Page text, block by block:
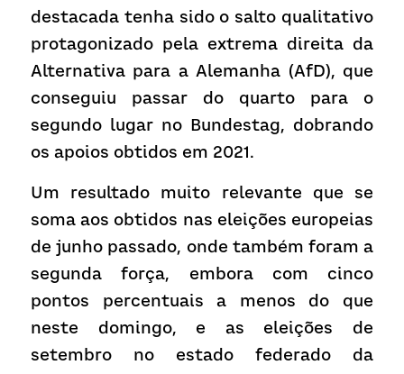
destacada tenha sido o salto qualitativo
protagonizado pela extrema direita da
Alternativa para a Alemanha (AfD), que
conseguiu passar do quarto para o
segundo lugar no Bundestag, dobrando
os apoios obtidos em 2021.
Um resultado muito relevante que se
soma aos obtidos nas eleições europeias
de junho passado, onde também foram a
segunda força, embora com cinco
pontos percentuais a menos do que
neste domingo, e as eleições de
setembro no estado federado da